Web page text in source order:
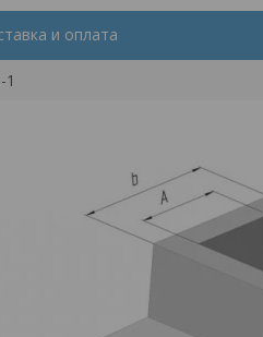
и оплата